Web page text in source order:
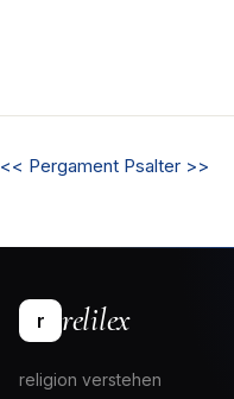
<< Pergament Psalter >>
r relilex
religion verstehen